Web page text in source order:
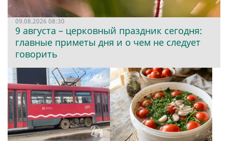
09.08.2026 08:30
9 августа – церковный праздник сегодня:
главные приметы дня и о чем не следует
говорить